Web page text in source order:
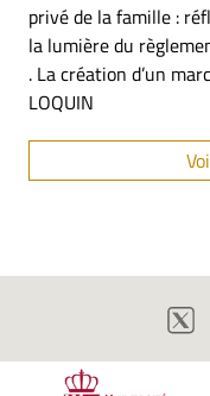
privé de la famille :
la lumière du
. La création d’un
LOQUIN